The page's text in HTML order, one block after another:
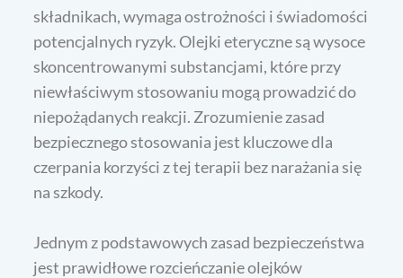
składnikach, wymaga ostrożności i świadomości
potencjalnych ryzyk. Olejki eteryczne są wysoce
skoncentrowanymi substancjami, które przy
niewłaściwym stosowaniu mogą prowadzić do
niepożądanych reakcji. Zrozumienie zasad
bezpiecznego stosowania jest kluczowe dla
czerpania korzyści z tej terapii bez narażania się
na szkody.
Jednym z podstawowych zasad bezpieczeństwa
jest prawidłowe rozcieńczanie olejków